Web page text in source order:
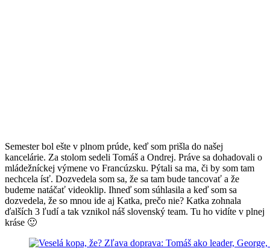
Semester bol ešte v plnom prúde, keď som prišla do našej
kancelárie. Za stolom sedeli Tomáš a Ondrej. Práve sa dohadovali o
mládežníckej výmene vo Francúzsku. Pýtali sa ma, či by som tam
nechcela ísť. Dozvedela som sa, že sa tam bude tancovať a že
budeme natáčať videoklip. Ihneď som súhlasila a keď som sa
dozvedela, že so mnou ide aj Katka, prečo nie? Katka zohnala
ďalších 3 ľudí a tak vznikol náš slovenský team. Tu ho vidíte v plnej
kráse 🙂